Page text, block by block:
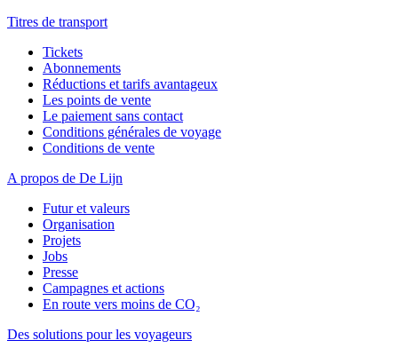
Titres de transport
Tickets
Abonnements
Réductions et tarifs avantageux
Les points de vente
Le paiement sans contact
Conditions générales de voyage
Conditions de vente
A propos de De Lijn
Futur et valeurs
Organisation
Projets
Jobs
Presse
Campagnes et actions
En route vers moins de CO₂
Des solutions pour les voyageurs